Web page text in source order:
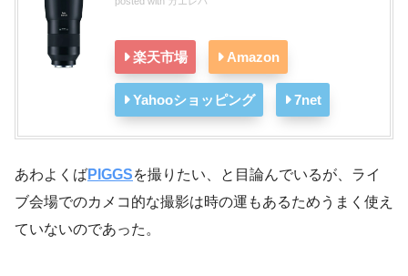
楽天市場 Amazon
Yahooショッピング 7net
あわよくばPIGGSを撮りたい、と目論んでいるが、ライ
ブ会場でのカメコ的な撮影は時の運もあるためうまく使え
ていないのであった。